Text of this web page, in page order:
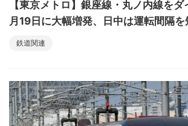
【東京メトロ】銀座線・丸ノ内線を
月19日に大幅増発、日中は運転間隔を
鉄道関連